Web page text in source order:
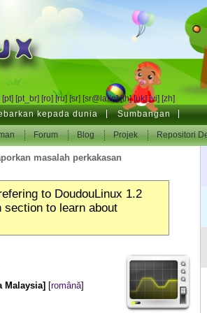
[pt] [pt_br] [ro] [ru] [sr] [sr@latin] [th] [uk] [vi] [zh]
kepada dunia Sumbangan
Forum Blog Projek Repositori
masalah perkakasan
to DoudouLinux 1.2
section to learn about
Malaysia] română]